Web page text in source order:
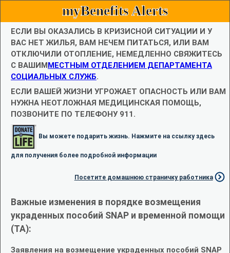
myBenefits Alerts
ЕСЛИ ВЫ ОКАЗАЛИСЬ В КРИЗИСНОЙ СИТУАЦИИ И У
ВАС НЕТ ЖИЛЬЯ, ВАМ НЕЧЕМ ПИТАТЬСЯ, ИЛИ ВАМ
ОТКЛЮЧИЛИ ОТОПЛЕНИЕ, НЕМЕДЛЕННО СВЯЖИТЕСЬ
С ВАШИММЕСТНЫМ ОТДЕЛЕНИЕМ ДЕПАРТАМЕНТА
СОЦИАЛЬНЫХ СЛУЖБ.
ЕСЛИ ВАШЕЙ ЖИЗНИ УГРОЖАЕТ ОПАСНОСТЬ ИЛИ ВАМ
НУЖНА НЕОТЛОЖНАЯ МЕДИЦИНСКАЯ ПОМОЩЬ,
ПОЗВОНИТЕ ПО ТЕЛЕФОНУ 911.
Вы можете подарить жизнь. Нажмите на ссылку здесь
для получения более подробной информации
Посетите домашнюю страничку работника
Важные изменения в порядке возмещения
украденных пособий SNAP и временной помощи
(TA):
Заявления на возмещение украденных пособий SNAP